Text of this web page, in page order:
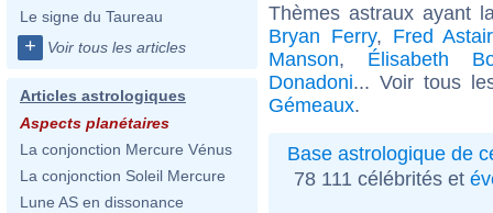
Le signe du Taureau
+ Voir tous les articles
Articles astrologiques
Aspects planétaires
La conjonction Mercure Vénus
La conjonction Soleil Mercure
Lune AS en dissonance
Thèmes astraux ayant
Bryan Ferry, Fred
Manson, Élisabeth
Donadoni... Voir tous
Gémeaux.
Base astrologique de
78 111 célébrités et